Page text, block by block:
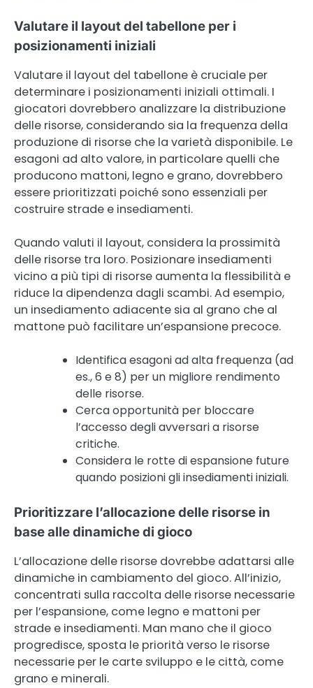
Valutare il layout del tabellone per i
posizionamenti iniziali
Valutare il layout del tabellone è cruciale per
determinare i posizionamenti iniziali ottimali. I
giocatori dovrebbero analizzare la distribuzione
delle risorse, considerando sia la frequenza della
produzione di risorse che la varietà disponibile. Le
esagoni ad alto valore, in particolare quelli che
producono mattoni, legno e grano, dovrebbero
essere prioritizzati poiché sono essenziali per
costruire strade e insediamenti.
Quando valuti il layout, considera la prossimità
delle risorse tra loro. Posizionare insediamenti
vicino a più tipi di risorse aumenta la flessibilità e
riduce la dipendenza dagli scambi. Ad esempio,
un insediamento adiacente sia al grano che al
mattone può facilitare un’espansione precoce.
Identifica esagoni ad alta frequenza (ad
es., 6 e 8) per un migliore rendimento
delle risorse.
Cerca opportunità per bloccare
l’accesso degli avversari a risorse
critiche.
Considera le rotte di espansione future
quando posizioni gli insediamenti iniziali.
Prioritizzare l’allocazione delle risorse in
base alle dinamiche di gioco
L’allocazione delle risorse dovrebbe adattarsi alle
dinamiche in cambiamento del gioco. All’inizio,
concentrati sulla raccolta delle risorse necessarie
per l’espansione, come legno e mattoni per
strade e insediamenti. Man mano che il gioco
progredisce, sposta le priorità verso le risorse
necessarie per le carte sviluppo e le città, come
grano e minerali.